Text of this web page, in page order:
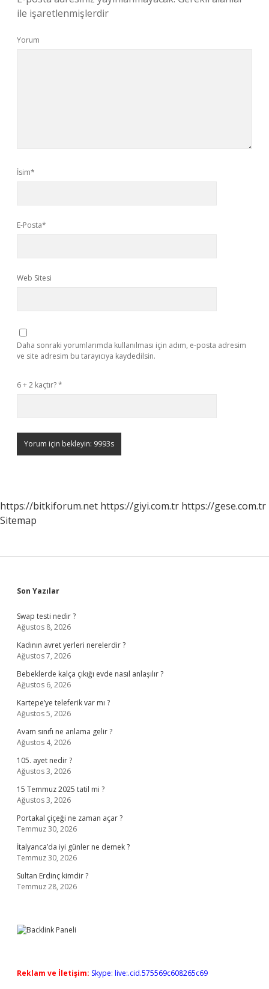
ile işaretlenmişlerdir
Yorum
İsim*
E-Posta*
Web Sitesi
Daha sonraki yorumlarımda kullanılması için adım, e-posta adresim
ve site adresim bu tarayıcıya kaydedilsin.
6 + 2 kaçtır?*
https://bitkiforum.net https://giyi.com.tr https://gese.com.tr
Sitemap
Sidebar
Son Yazılar
Swap testi nedir ?
Ağustos 8, 2026
Kadının avret yerleri nerelerdir ?
Ağustos 7, 2026
Bebeklerde kalça çıkığı evde nasıl anlaşılır ?
Ağustos 6, 2026
Kartepe’ye teleferik var mı ?
Ağustos 5, 2026
Avam sınıfı ne anlama gelir ?
Ağustos 4, 2026
105. ayet nedir ?
Ağustos 3, 2026
15 Temmuz 2025 tatil mi ?
Ağustos 3, 2026
Portakal çiçeği ne zaman açar ?
Temmuz 30, 2026
İtalyanca’da iyi günler ne demek ?
Temmuz 30, 2026
Sultan Erdinç kimdir ?
Temmuz 28, 2026
Reklam ve İletişim: Skype: live:.cid.575569c608265c69